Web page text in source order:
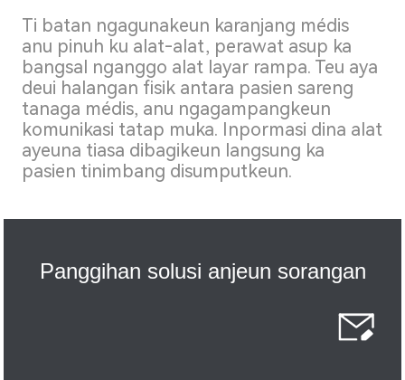
Ti batan ngagunakeun karanjang médis
anu pinuh ku alat-alat, perawat asup ka
bangsal nganggo alat layar rampa. Teu aya
deui halangan fisik antara pasien sareng
tanaga médis, anu ngagampangkeun
komunikasi tatap muka. Inpormasi dina alat
ayeuna tiasa dibagikeun langsung ka
pasien tinimbang disumputkeun.
Panggihan solusi anjeun sorangan